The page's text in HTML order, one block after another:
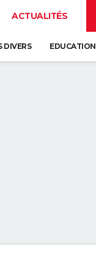
ACTUALITÉS
DIVERS EDUCATION